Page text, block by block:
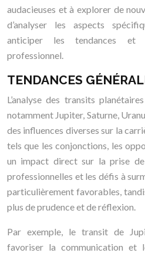
audacieuses et à explorer de
d’analyser les aspects
anticiper les tendances et
professionnel.
TENDANCES
L’analyse des transits
notamment Jupiter, Saturne,
des influences diverses sur la
tels que les conjonctions, les
un impact direct sur la prise
professionnelles et les défis à
particulièrement favorables,
plus de prudence et de réflexion.
Par exemple, le transit de
favoriser la communication et